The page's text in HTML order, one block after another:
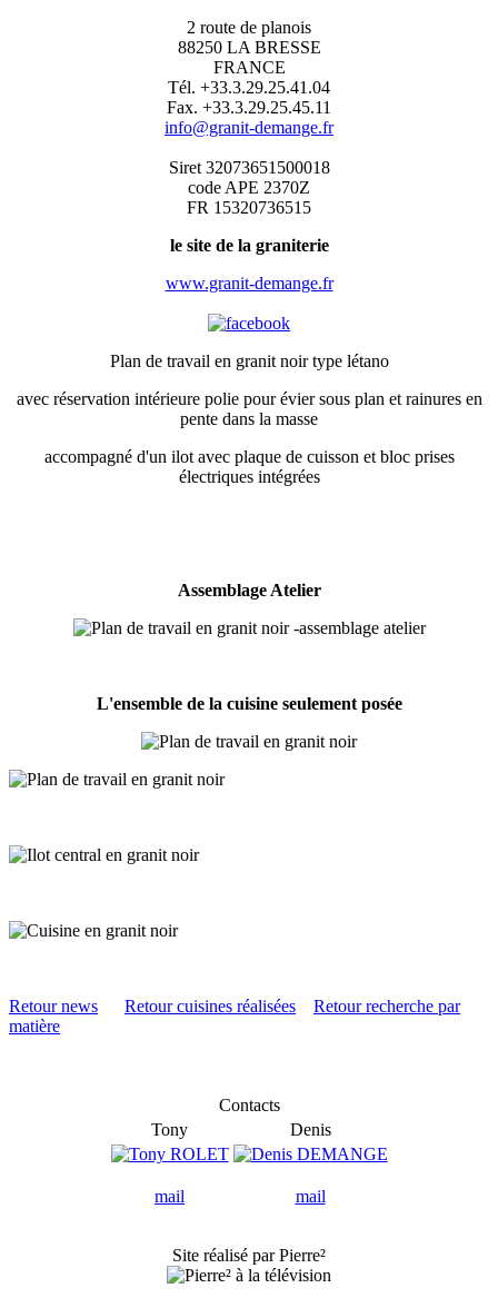
2 route de planois
88250 LA BRESSE
FRANCE
Tél. +33.3.29.25.41.04
Fax. +33.3.29.25.45.11
info@granit-demange.fr
Siret 32073651500018
code APE 2370Z
FR 15320736515
le site de la graniterie
www.granit-demange.fr
Plan de travail en granit noir type létano
avec réservation intérieure polie pour évier sous plan et rainures en
pente dans la masse
accompagné d'un ilot avec plaque de cuisson et bloc prises
électriques intégrées
Assemblage Atelier
L'ensemble de la cuisine seulement posée
Retour news Retour cuisines réalisées
Retour recherche par
matière
Contacts
Tony
Denis
mail mail
Site réalisé par Pierre²